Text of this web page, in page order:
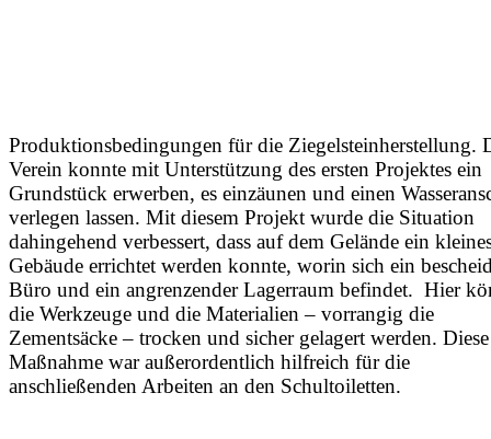
Produktionsbedingungen für die Ziegelsteinherstellung.
Verein konnte mit Unterstützung des ersten Projektes ein
Grundstück erwerben, es einzäunen und einen
verlegen lassen. Mit diesem Projekt wurde die Situation
dahingehend verbessert, dass auf dem Gelände ein
Gebäude errichtet werden konnte, worin sich ein
Büro und ein angrenzender Lagerraum befindet. Hier
die Werkzeuge und die Materialien – vorrangig die
Zementsäcke – trocken und sicher gelagert werden. Diese
Maßnahme war außerordentlich hilfreich für die
anschließenden Arbeiten an den Schultoiletten.